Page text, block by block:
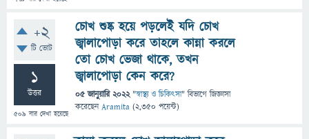
+2
টি ভোট
1
উত্তর
509 বার দেখা হয়েছে
চোখ শুষ্ক হয়ে পড়লেই যদি চোখ
জ্বালাপোড়া করে তাহলে কান্না করলে
তো চোখ ভেজা থাকে, তখন
জ্বালাপোড়া কেন করে?
05 জানুয়ারি 2022 "স্বাস্থ্য ও চিকিৎসা" বিভাগে জিজ্ঞাসা
করেছেনAramita (2,350 পয়েন্ট)